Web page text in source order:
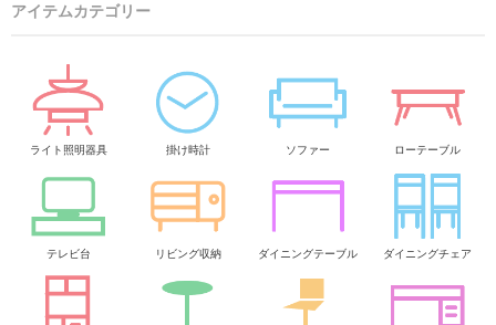
アイテムカテゴリー
ライト照明器具 掛け時計 ソファー ローテーブル
テレビ台 リビング収納 ダイニングテーブル ダイニングチェア